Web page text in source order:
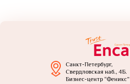
Санкт-Петербург,
Свердловская наб., 4Б.
Бизнес-центр “Феникс”